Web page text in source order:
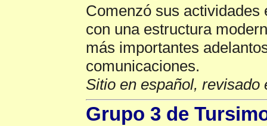
Comenzó sus actividades
con una estructura
más importantes
comunicaciones.
Sitio en español, revisado
Grupo 3 de